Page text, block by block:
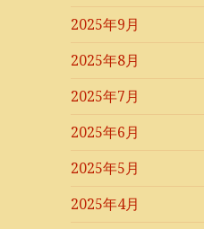
2025年9月
2025年8月
2025年7月
2025年6月
2025年5月
2025年4月